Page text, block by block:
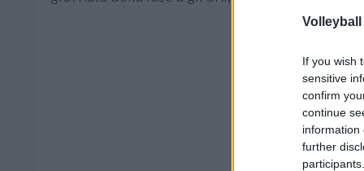
Volleyball
If you wish
sensitive
confirm
continue
information
further